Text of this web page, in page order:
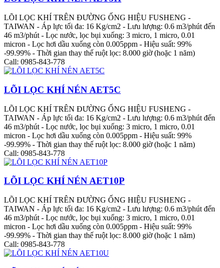
LÕI LỌC KHÍ TRÊN ĐƯỜNG ỐNG HIỆU FUSHENG -
TAIWAN - Áp lực tối đa: 16 Kg/cm2 - Lưu lượng: 0.6 m3/phút đến
46 m3/phút - Lọc nước, lọc bụi xuống: 3 micro, 1 micro, 0.01
micron - Lọc hơi dầu xuống còn 0.005ppm - Hiệu suất: 99%
-99.99% - Thời gian thay thế ruột lọc: 8.000 giờ (hoặc 1 năm)
Call: 0985-843-778
LÕI LỌC KHÍ NÉN AET5C
LÕI LỌC KHÍ TRÊN ĐƯỜNG ỐNG HIỆU FUSHENG -
TAIWAN - Áp lực tối đa: 16 Kg/cm2 - Lưu lượng: 0.6 m3/phút đến
46 m3/phút - Lọc nước, lọc bụi xuống: 3 micro, 1 micro, 0.01
micron - Lọc hơi dầu xuống còn 0.005ppm - Hiệu suất: 99%
-99.99% - Thời gian thay thế ruột lọc: 8.000 giờ (hoặc 1 năm)
Call: 0985-843-778
LÕI LỌC KHÍ NÉN AET10P
LÕI LỌC KHÍ TRÊN ĐƯỜNG ỐNG HIỆU FUSHENG -
TAIWAN - Áp lực tối đa: 16 Kg/cm2 - Lưu lượng: 0.6 m3/phút đến
46 m3/phút - Lọc nước, lọc bụi xuống: 3 micro, 1 micro, 0.01
micron - Lọc hơi dầu xuống còn 0.005ppm - Hiệu suất: 99%
-99.99% - Thời gian thay thế ruột lọc: 8.000 giờ (hoặc 1 năm)
Call: 0985-843-778